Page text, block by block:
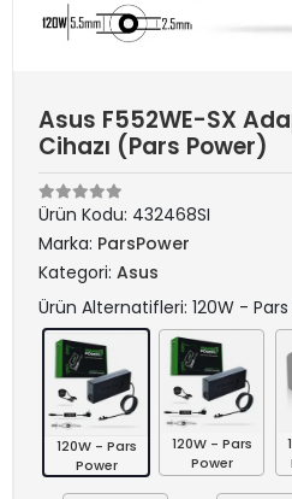
Asus F552WE-SX
Cihazı (Pars Power)
Ürün Kodu: 432468SI
Marka: ParsPower
Kategori: Asus
Ürün Alternatifleri: 120W -
120W - Pars
Power
120W - Pars
Power